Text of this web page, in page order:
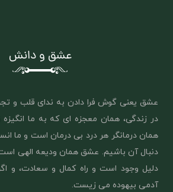
عشق و دانش
عشق یعنی گوش فرا دادن به ندای قلب و
در زندگی، همان معجزه ای که به ما
همان درمانگر هر درد بی درمان است و ما
دنبال آن باشیم. عشق همان ‌ودیعه الهی است
دلیل وجود است و راه کمال و سعادت، و
آدمی بیهوده می زیست.